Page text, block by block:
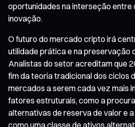
oportunidades na interseção entre
inovação.
O futuro do mercado cripto irá
utilidade prática e na preservação
Analistas do setor acreditam que
fim da teoria tradicional dos ciclos
mercados a serem cada vez mais
fatores estruturais, como a
alternativas de reserva de valor e
como uma classe de ativos